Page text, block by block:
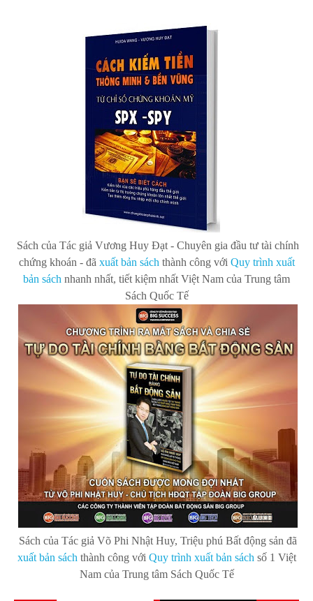
Sách của Tác giả Vương Huy Đạt - Chuyên gia đầu tư tài chính
chứng khoán - đã xuất bản sách thành công với Quy trình xuất
bản sách nhanh nhất, tiết kiệm nhất Việt Nam của Trung tâm
Sách Quốc Tế
Sách của Tác giả Võ Phi Nhật Huy, Triệu phú Bất động sản đã
xuất bản sách thành công với Quy trình xuất bản sách số 1 Việt
Nam của Trung tâm Sách Quốc Tế